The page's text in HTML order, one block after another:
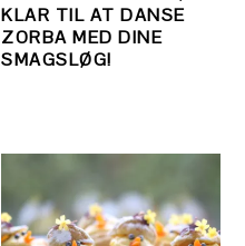
KLAR TIL AT DANSE
ZORBA MED DINE
SMAGSLØG!